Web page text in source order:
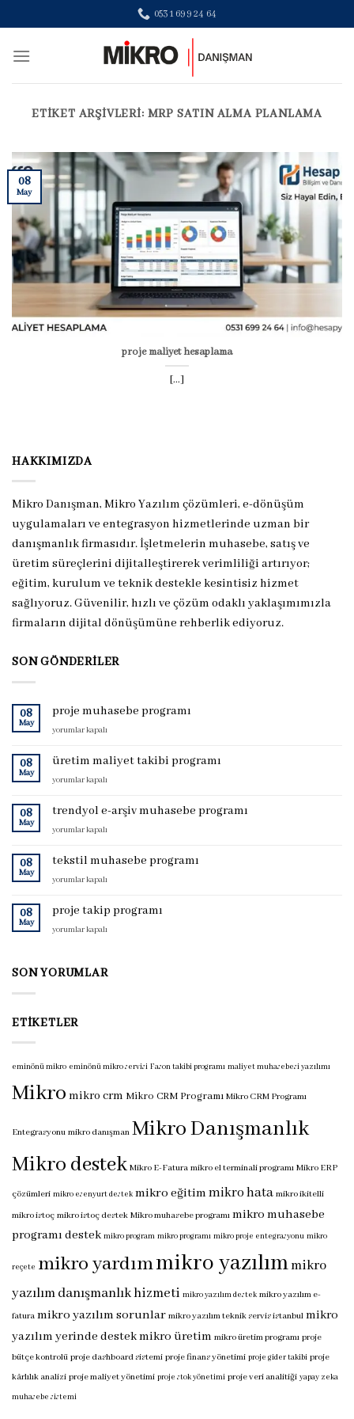
to
content
0531 699 24 64
ETIKET ARŞIVLERI: MRP SATIN ALMA PLANLAMA
proje maliyet hesaplama
[...]
08
May
HAKKIMIZDA
Mikro Danışman, Mikro Yazılım çözümleri, e-dönüşüm
uygulamaları ve entegrasyon hizmetlerinde uzman bir
danışmanlık firmasıdır. İşletmelerin muhasebe, satış ve
üretim süreçlerini dijitalleştirerek verimliliği artırıyor;
eğitim, kurulum ve teknik destekle kesintisiz hizmet
sağlıyoruz. Güvenilir, hızlı ve çözüm odaklı yaklaşımımızla
firmaların dijital dönüşümüne rehberlik ediyoruz.
SON GÖNDERILER
08
May
proje muhasebe programı
proje
programı
yorumlar kapalı
08
May
üretim maliyet takibi programı
üretim
takibi
programı
için
yorumlar kapalı
08
May
trendyol e-arşiv muhasebe programı
trendyol
arşiv
programı
yorumlar kapalı
08
May
tekstil muhasebe programı
tekstil
programı
için
yorumlar kapalı
08
May
proje takip programı
proje
için
yorumlar kapalı
SON YORUMLAR
ETIKETLER
eminönü mikro eminönü mikro servisi Fason takibi programı maliyet muhasebesi yazılımı
Mikro mikro crm Mikro CRM Programı Mikro CRM Programı
Entegrasyonu mikro danışman Mikro Danışmanlık
Mikro destek Mikro E-Fatura mikro el terminali programı Mikro ERP
çözümleri mikro esenyurt destek mikro eğitimmikro hata mikro ikitelli
mikro istoç mikro istoç destek Mikro muhasebe programı mikro muhasebe
programı destek mikro program mikro programı mikro proje entegrasyonu mikro
reçete mikro yardımmikro yazılımmikro
yazılım danışmanlık hizmeti mikro yazılım destek mikro yazılım e-
fatura mikro yazılım sorunlar mikro yazılım teknik servis istanbul mikro
yazılım yerinde destekmikro üretim mikro üretim programı proje
bütçe kontrolü proje dashboard sistemi proje finans yönetimi proje gider takibi proje
kârlılık analizi proje maliyet yönetimi proje stok yönetimi proje veri analitiği yapay zeka
muhasebe sistemi